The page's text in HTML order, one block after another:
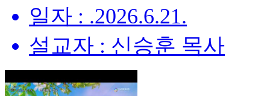
일자 : .2026.6.21.
설교자 : 신승훈 목사